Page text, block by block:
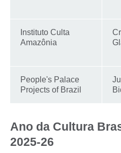
Instituto Culta
Amazônia
People's Palace
Projects of Brazil
Ano da Cultura
2025-26